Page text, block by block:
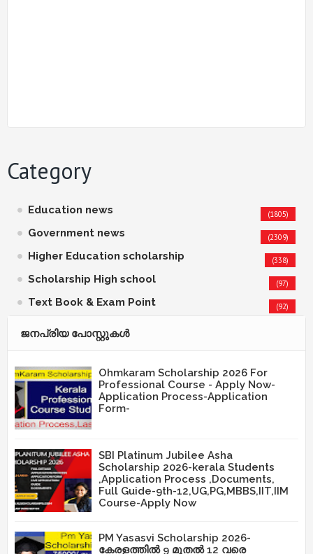
Category
Education news (1805)
Government news (2309)
Higher Education scholarship (338)
Scholarship High school (97)
Text Book & Exam Point (92)
ജനപ്രിയ പോസ്റ്റുകള്‍‌
Ohmkaram Scholarship 2026 For
Professional Course - Apply Now-
Application Process-Application
Form-
SBI Platinum Jubilee Asha
Scholarship 2026-kerala Students
,Application Process ,Documents,
Full Guide-9th-12,UG,PG,MBBS,IIT,IIM
Course-Apply Now
PM Yasasvi Scholarship 2026-
കേരളത്തിൽ 9 മുതൽ 12 വരെ